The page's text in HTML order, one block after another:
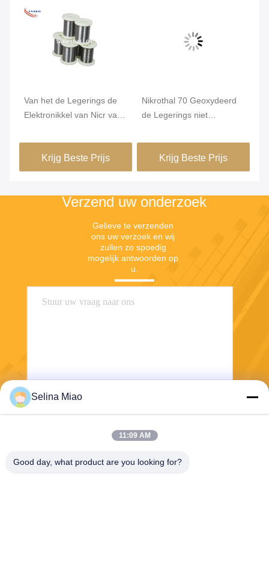
Van het de Legerings de
Elektronikkel van Nicr van
Draad van Chrome
Krijg Beste Prijs
Nikrothal 70 Geoxydeerd
de Legerings niet
Nikkelchrome Onthard
Krijg Beste Prijs
Verzend uw onderzoek
Gelieve te verzenden
ons uw verzoek en wij
zullen zo spoedig
mogelijk antwoorden op
u.
Selina Miao
11:09 AM
Good day, what product are you looking for?